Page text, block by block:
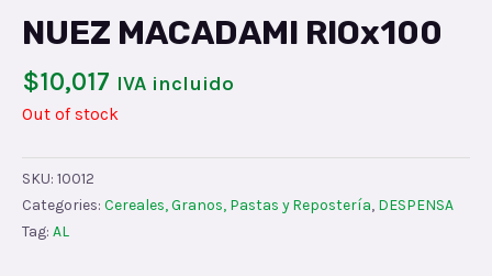
NUEZ MACADAMI RIOx100
$10,017 IVA incluido
Out of stock
SKU: 10012
Categories: Cereales, Granos, Pastas y Repostería, DESPENSA
Tag: AL